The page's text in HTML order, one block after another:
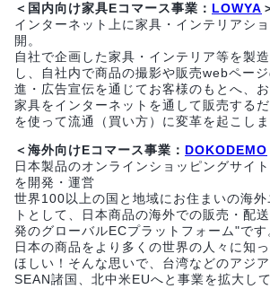
＜国内向け家具Eコマース事業： LOWYA
インターネット上に家具・インテリアシ
開。
自社で企画した家具・インテリア等を製
し、自社内で商品の撮影や販売webペー
進・広告宣伝を通じてお客様のもとへ、お
家具をインターネットを通して販売する
を使って流通（買い方）に変革を起こしま
＜海外向けEコマース事業： DOKODEMO
日本製品のオンラインショッピングサイ
を開発・運営
世界100以上の国と地域にお住まいの海外
トとして、日本商品の海外での販売・配
発のグローバルECプラットフォーム"です
日本の商品をより多くの世界の人々に知
ほしい！そんな思いで、台湾などのアジ
SEAN諸国、北中米EUへと事業を拡大して